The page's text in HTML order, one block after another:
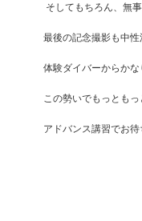
そしてもちろん、無
最後の記念撮影も中性
体験ダイバーからかな
この勢いでもっともっ
アドバンス講習でお待